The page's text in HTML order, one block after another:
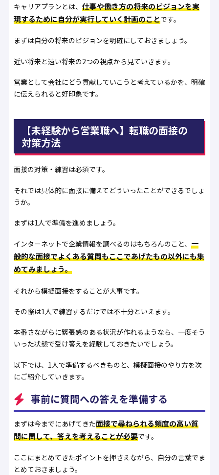
キャリアプランとは、 仕事や働き方の将来のビジョンを実
現するために自分が実行していく計画のことです。
まずは自分の将来のビジョンを明確にしておきましょう。
近い将来と遠い将来の2つの視点から見ていきます。
営業として会社にどう貢献していこうと考えているかを、明確
に伝えられると好印象です。
【未経験から営業職へ】転職の面接の
対策方法
面接の対策・練習は必須です。
それでは具体的に面接に備えてどういったことができるでしょ
うか。
まずは1人で準備を進めましょう。
インターネットで企業情報を調べるのはもちろんのこと、 一
般的な面接でよくある質問もここであげたもの以外にも集
めてみましょう。
それから模擬面接をすることが大事です。
その際は1人で練習するだけでは不十分といえます。
本番さながらに緊張感のある状況が作れるようなら、一度そう
いった状態で受け答えを経験しておきたいでしょう。
以下では、1人で準備するべきものと、模擬面接のやり方を次
にご紹介していきます。
事前に質問への答えを準備する
まずは今までにあげてきた面接で尋ねられる頻度の高い質
問に関して、答えを考えることが必要です。
ここにまとめてきたポイントを押さえながら、自分の言葉でま
とめておきましょう。